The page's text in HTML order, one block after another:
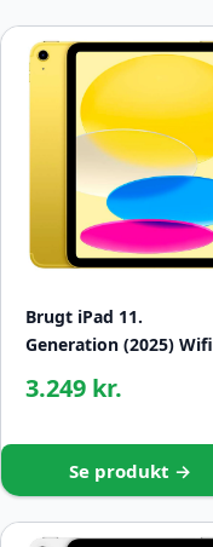
Brugt iPad 11.
Generation (2025) Wifi
3.249 kr.
Se produkt →